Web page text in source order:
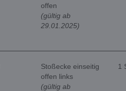
offen
(gültig ab
29.01.2025)
Stoßecke einseitig
offen links
(gültig ab
1